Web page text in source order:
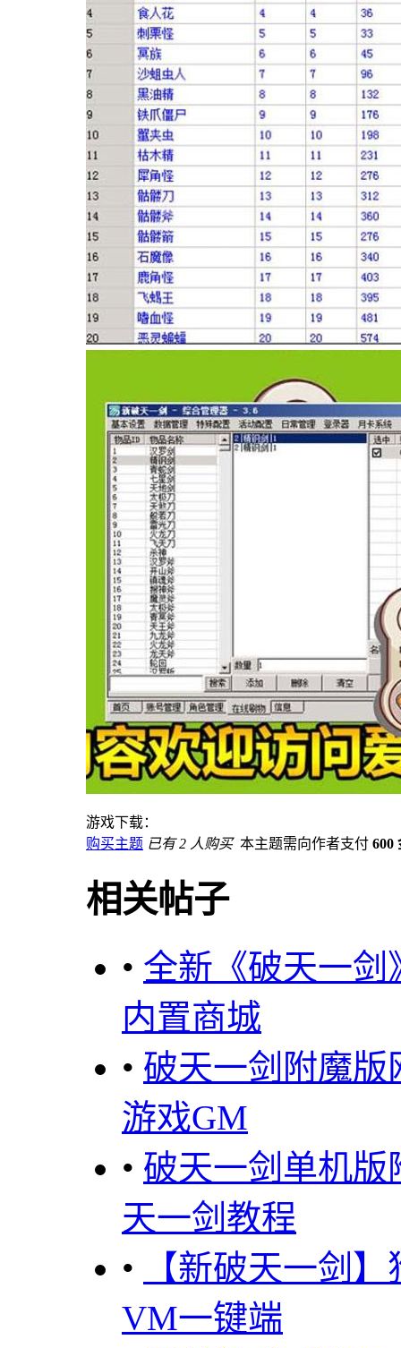
游戏下载：
购买主题 已有 2 人购买 本主题需向作者支付 600
相关帖子
• 全新《破天一剑
内置商城
• 破天一剑附魔
游戏GM
• 破天一剑单机版
天一剑教程
•
【新破天一剑
VM一键端